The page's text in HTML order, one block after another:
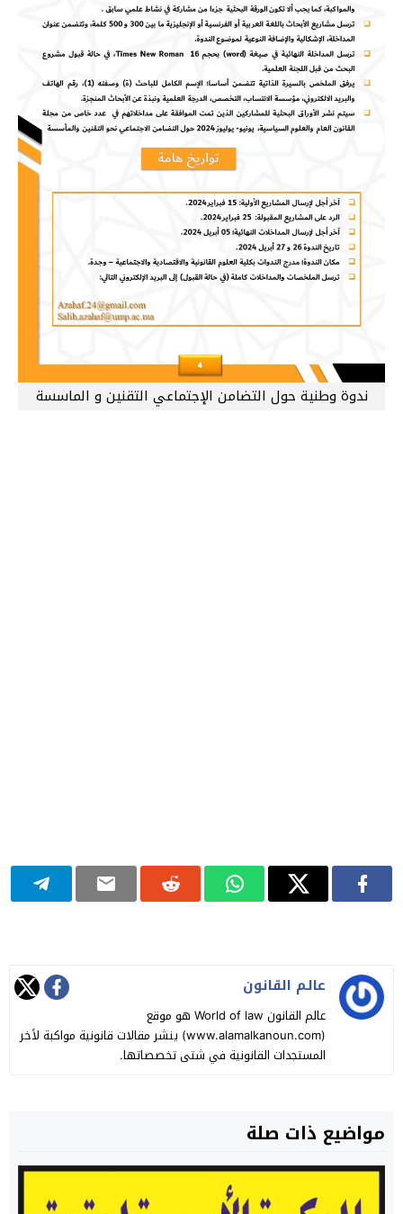
ندوة وطنية حول التضامن الإجتماعي التقنين و الماسسة
عالـم القانون
عالم القانون World of law هو موقع
(www.alamalkanoun.com) ينشر مقالات قانونية مواكبة لأخر
المستجدات القانونية في شتى تخصصاتها.
مواضيع ذات صلة